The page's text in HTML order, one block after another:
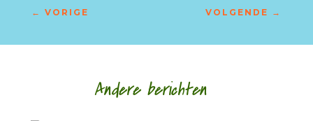
← VORIGE VOLGENDE →
Andere berichten